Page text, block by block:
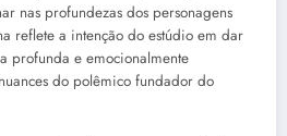
nas profundezas dos personagens
reflete a intenção do estúdio em dar
profunda e emocionalmente
do polêmico fundador do